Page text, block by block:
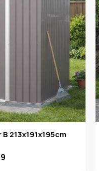
213x191x195cm